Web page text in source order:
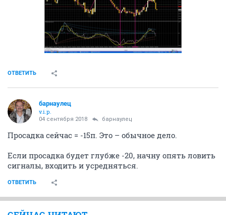
ОТВЕТИТЬ
барнаулец
v.i.p.
04 сентября 2018 барнаулец
Просадка сейчас = -15п. Это – обычное дело.
Если просадка будет глубже -20, начну опять ловить
сигналы, входить и усредняться.
ОТВЕТИТЬ